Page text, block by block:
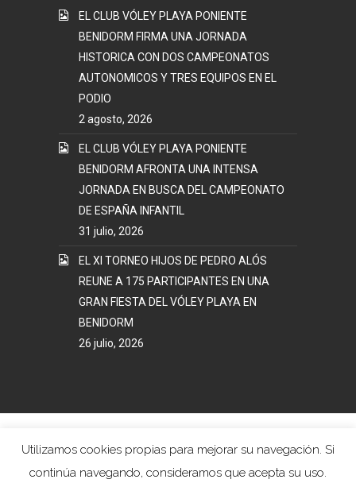
EL CLUB VÓLEY PLAYA PONIENTE
BENIDORM FIRMA UNA JORNADA
HISTORICA CON DOS CAMPEONATOS
AUTONOMICOS Y TRES EQUIPOS EN EL
PODIO
2 agosto, 2026
EL CLUB VÓLEY PLAYA PONIENTE
BENIDORM AFRONTA UNA INTENSA
JORNADA EN BUSCA DEL CAMPEONATO
DE ESPAÑA INFANTIL
31 julio, 2026
EL XI TORNEO HIJOS DE PEDRO ALÓS
REUNE A 175 PARTICIPANTES EN UNA
GRAN FIESTA DEL VÓLEY PLAYA EN
BENIDORM
26 julio, 2026
Política Privacidad
Voley Playa Poniente Benidorm © 2017. Todos los
Utilizamos cookies propias para mejorar su navegación. Si
continúa navegando, consideramos que acepta su uso.